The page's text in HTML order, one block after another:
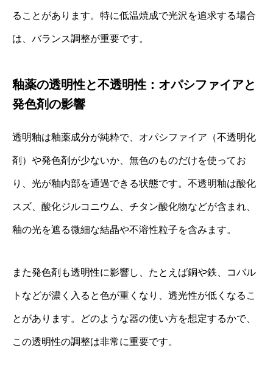
ることがあります。特に低温焼成で光沢を追求する場合
は、バランス調整が重要です。
釉薬の透明性と不透明性：オパシファイアと
発色剤の影響
透明釉は釉薬成分が純粋で、オパシファイア（不透明化
剤）や発色剤が少ないか、無色のものだけを使ってお
り、光が釉内部を通過できる状態です。不透明釉は酸化
スズ、酸化ジルコニウム、チタン酸化物などが含まれ、
釉の光を遮る微細な結晶や不溶性粒子を含みます。
また発色剤も透明性に影響し、たとえば銅や鉄、コバル
トなどが濃く入ると色が重くなり、透光性が低くなるこ
とがあります。どのような器の使い方を想定するかで、
この透明性の調整は非常に重要です。